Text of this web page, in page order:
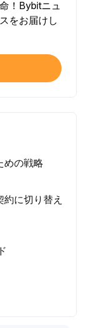
！Bybitニュ
をお届けし
めの戦略
に切り替え